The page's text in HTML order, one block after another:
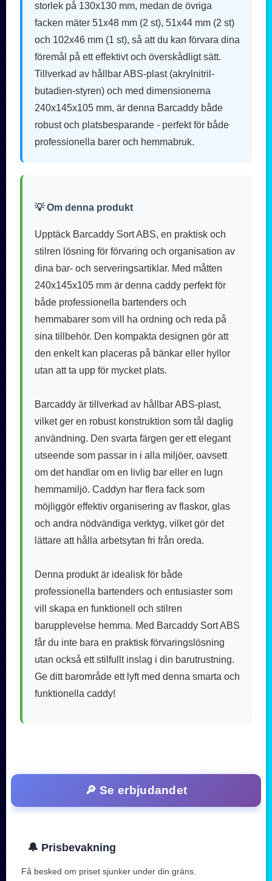
storlek på 130x130 mm, medan de övriga
facken mäter 51x48 mm (2 st), 51x44 mm (2 st)
och 102x46 mm (1 st), så att du kan förvara dina
föremål på ett effektivt och överskådligt sätt.
Tillverkad av hållbar ABS-plast (akrylnitril-
butadien-styren) och med dimensionerna
240x145x105 mm, är denna Barcaddy både
robust och platsbesparande - perfekt för både
professionella barer och hemmabruk.
💡 Om denna produkt
Upptäck Barcaddy Sort ABS, en praktisk och
stilren lösning för förvaring och organisation av
dina bar- och serveringsartiklar. Med måtten
240x145x105 mm är denna caddy perfekt för
både professionella bartenders och
hemmabarer som vill ha ordning och reda på
sina tillbehör. Den kompakta designen gör att
den enkelt kan placeras på bänkar eller hyllor
utan att ta upp för mycket plats.
Barcaddy är tillverkad av hållbar ABS-plast,
vilket ger en robust konstruktion som tål daglig
användning. Den svarta färgen ger ett elegant
utseende som passar in i alla miljöer, oavsett
om det handlar om en livlig bar eller en lugn
hemmamiljö. Caddyn har flera fack som
möjliggör effektiv organisering av flaskor, glas
och andra nödvändiga verktyg, vilket gör det
lättare att hålla arbetsytan fri från oreda.
Denna produkt är idealisk för både
professionella bartenders och entusiaster som
vill skapa en funktionell och stilren
barupplevelse hemma. Med Barcaddy Sort ABS
får du inte bara en praktisk förvaringslösning
utan också ett stilfullt inslag i din barutrustning.
Ge ditt barområde ett lyft med denna smarta och
funktionella caddy!
🔎 Se erbjudandet
🔔 Prisbevakning
Få besked om priset sjunker under din gräns.